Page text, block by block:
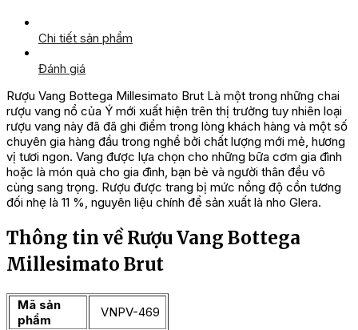
Chi tiết sản phẩm
Đánh giá
Rượu Vang Bottega Millesimato Brut Là một trong những chai
rượu vang nổ của Ý mới xuất hiện trên thị trường tuy nhiên loại
rượu vang này đã đã ghi điểm trong lòng khách hàng và một số
chuyên gia hàng đầu trong nghề bởi chất lượng mới mẻ, hương
vị tươi ngon. Vang được lựa chọn cho những bữa cơm gia đình
hoặc là món quà cho gia đình, bạn bè và người thân đều vô
cùng sang trọng. Rượu được trang bị mức nồng độ cồn tương
đối nhẹ là 11 %, nguyên liệu chính để sản xuất là nho Glera.
Thông tin về Rượu Vang Bottega
Millesimato Brut
Mã sản
phẩm
VNPV-469